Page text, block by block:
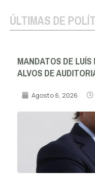
ÚLTIMAS DE
MANDATOS DE
ALVOS DE
Agosto 6, 2026